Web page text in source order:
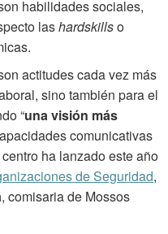
habilidades sociales,
lashardskillso
actitudes cada vez más
sino también para el
“una visión más
comunicativas
ha lanzado este año
de Seguridad,
, comisaria de Mossos